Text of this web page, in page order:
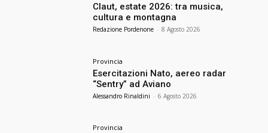
Claut, estate 2026: tra musica,
cultura e montagna
Redazione Pordenone - 8 Agosto 2026
Provincia
Esercitazioni Nato, aereo radar
“Sentry” ad Aviano
Alessandro Rinaldini - 6 Agosto 2026
Provincia